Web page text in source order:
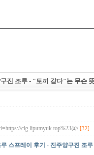
진 조루 - "토끼 같다"는 무슨
clg.lipumyuk.top%23@/ [32]
루 스프레이 후기 - 진주양구진 조